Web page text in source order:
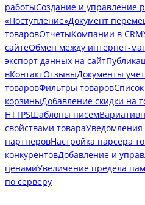
работыСоздание и управление
«Поступление»Документ
товаровОтчетыКомпании в CRM
сайтеОбмен между интернет-
экспорт данных на сайт
вКонтактОтзывыДокументы
товаровФильтры товаров
корзиныДобавление скидки на
HTTPSШаблоны писем
свойствами товараУведомления
партнеровНастройка парсера
конкурентовДобавление и
ценамиУвеличение предела
по серверу